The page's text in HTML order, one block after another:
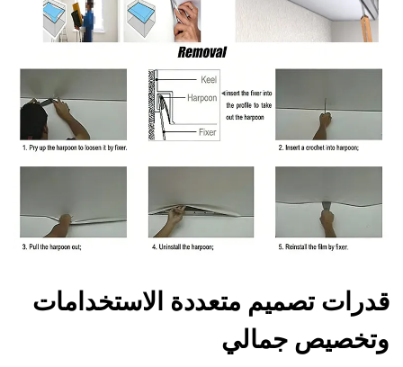
قدرات تصميم متعددة الاستخدامات
وتخصيص جمالي